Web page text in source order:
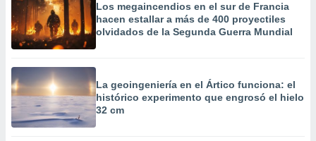
Los megaincendios en el sur de Francia
hacen estallar a más de 400 proyectiles
olvidados de la Segunda Guerra Mundial
La geoingeniería en el Ártico funciona: el
histórico experimento que engrosó el hielo
32 cm